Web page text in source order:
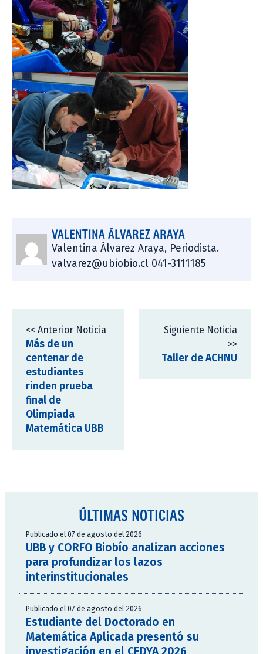
VALENTINA ÁLVAREZ ARAYA
Valentina Álvarez Araya, Periodista.
valvarez@ubiobio.cl 041-3111185
<< Anterior Noticia
Más de un
centenar de
estudiantes
rinden prueba
final de
Olimpiada
Matemática UBB
Siguiente Noticia
>>
Taller de ACHNU
ÚLTIMAS NOTICIAS
Publicado el 07 de agosto del 2026
UBB y CORFO Biobío analizan acciones
para profundizar los lazos
interinstitucionales
Publicado el 07 de agosto del 2026
Estudiante del Doctorado en
Matemática Aplicada presentó su
investigación en el CEDYA 2026